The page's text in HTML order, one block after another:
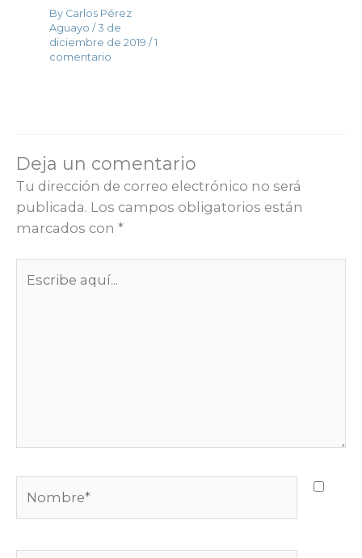
By Carlos Pérez
Aguayo/3 de
diciembre de 2019/1
comentario
Deja un comentario
Tu dirección de correo electrónico no será
publicada. Los campos obligatorios están
marcados con *